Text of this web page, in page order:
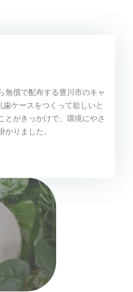
無償で配布する豊川市のキャ
歯ケースをつくって欲しいと
とがきっかけで、環境にやさ
かりました。